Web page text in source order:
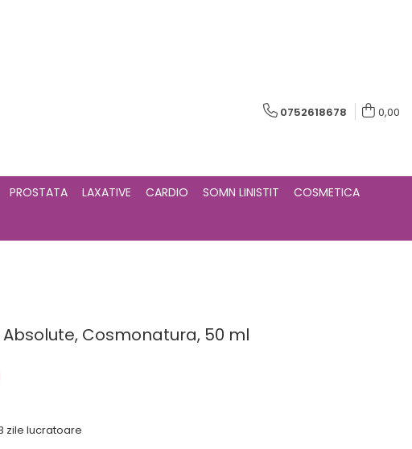
0752618678 0,00
PROSTATA LAXATIVE CARDIO SOMN LINISTIT
COSMETICA
Cosmonatura, 50 ml
zile lucratoare